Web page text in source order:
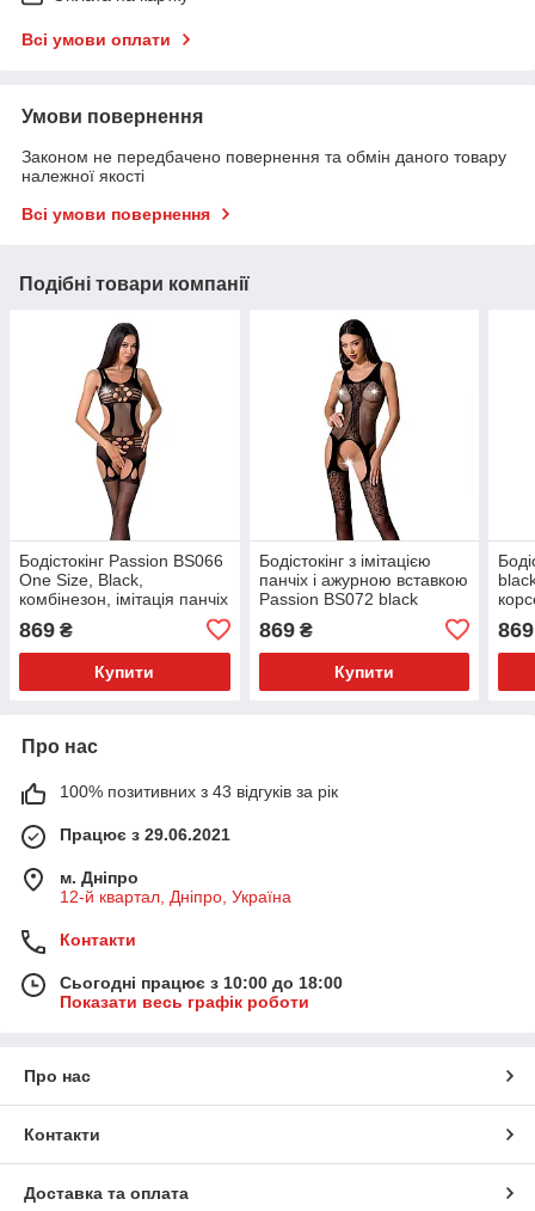
Всі умови оплати
Умови повернення
Законом не передбачено повернення та обмін даного товару
належної якості
Всі умови повернення
Подібні товари компанії
Бодістокінг Passion BS066
One Size, Black,
комбінезон, імітація панчіх
869 ₴
Купити
Бодістокінг з імітацією
панчіх і ажурною вставкою
Passion BS072 black
869₴
Купити
869
Про нас
100% позитивних з 43 відгуків за рік
Працює з 29.06.2021
м. Дніпро
12-й квартал, Дніпро, Україна
Контакти
Сьогодні працює з 10:00 до 18:00
Показати весь графік роботи
Про нас
Контакти
Доставка та оплата